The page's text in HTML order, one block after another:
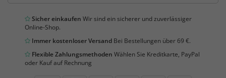
Sicher einkaufen Wir sind ein sicherer und zuverlässiger
Online-Shop.
Immer kostenloser Versand Bei Bestellungen über 69 €.
Flexible Zahlungsmethoden Wählen Sie Kreditkarte, PayPal
oder Kauf auf Rechnung